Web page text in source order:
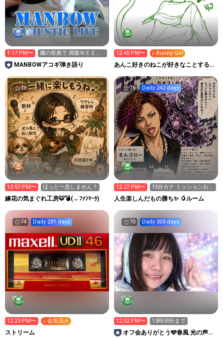
1:17 PM〜
麺の祭典で 満腹ＷＥＥ
Ｋ 参加中∠(｀・ω・´)
MANBOWアコギ弾き語り
12:45 PM〜 ♪ Bunny Girl
あんこ好きのねこが好きなことする部
78
12:57 PM〜 ほっと一息しません？
練花の気まぐれ工房🐯💣(←ﾌｧﾝﾏｰｸ)
76 Daily 242 days
12:27 PM〜
15分カナ ミッションお気
軽に
人生楽しんだもの勝ち✨ 🥭ルーム
74 Daily 281 days
12:23 PM〜 ♪ 金魚花火
ストリーム
70 Daily 303 days
12:52 PM〜 13時30分まで
オフ会ありがとう🩵春風 光の声優